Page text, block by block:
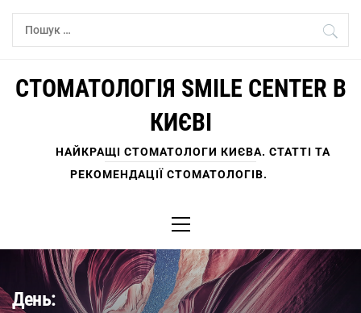
Skip
Пошук:
СТОМАТОЛОГІЯ SMILE CENTER В
КИЄВІ
НАЙКРАЩІ СТОМАТОЛОГИ КИЄВА. СТАТТІ ТА
РЕКОМЕНДАЦІЇ СТОМАТОЛОГІВ.
Menu
День: